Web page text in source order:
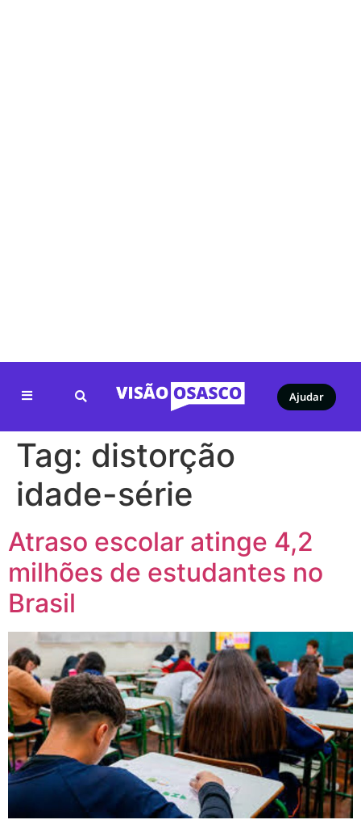
Ajudar
Tag: distorção
idade-série
Atraso escolar atinge 4,2
milhões de estudantes no
Brasil